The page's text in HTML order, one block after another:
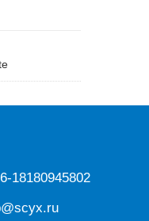
18180945802